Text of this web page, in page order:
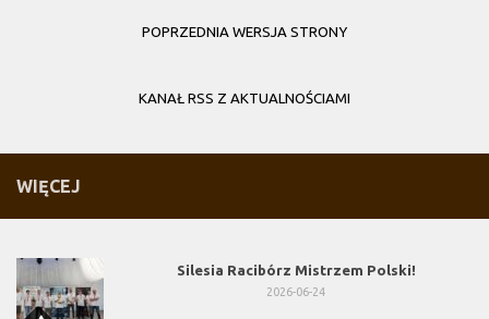
POPRZEDNIA WERSJA STRONY
KANAŁ RSS Z AKTUALNOŚCIAMI
WIĘCEJ
Silesia Racibórz Mistrzem Polski!
2026-06-24